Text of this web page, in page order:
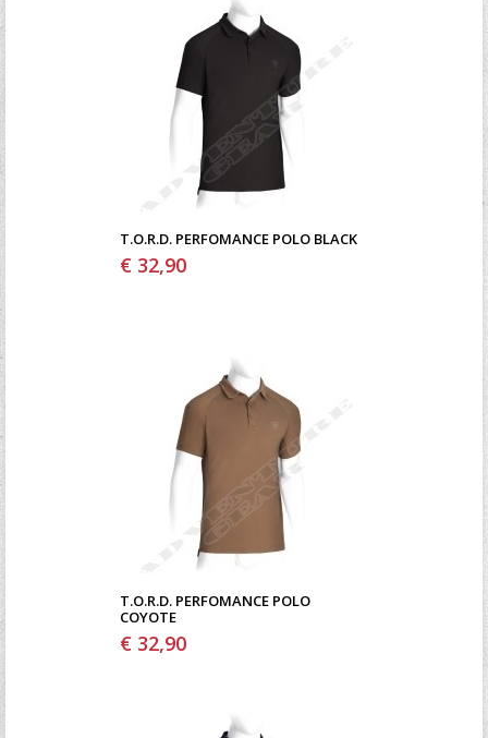
T.O.R.D. PERFOMANCE POLO BLACK
€ 32,90
T.O.R.D. PERFOMANCE POLO
COYOTE
€ 32,90